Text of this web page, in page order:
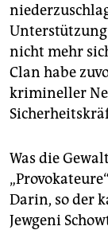
nicht mehr
Clan habe
krimineller
Was die
Darin, so der
Jewgeni